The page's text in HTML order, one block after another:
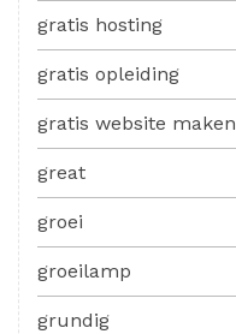
gratis hosting
gratis opleiding
gratis website maken
great
groei
groeilamp
grundig